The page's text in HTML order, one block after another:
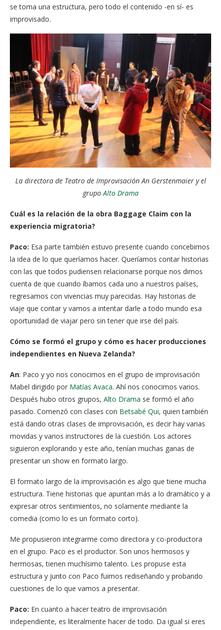
se toma una estructura, pero todo el contenido -en sí- es
improvisado.
La directora de Teatro de Improvisación An Gerstenmaier y el
grupoAlto Drama
Cuál es la relación de la obra Baggage Claim con la
experiencia migratoria?
Paco: Esa parte también estuvo presente cuando concebimos
la idea de lo que queríamos hacer. Queríamos contar historias
con las que todos pudiensen relacionarse porque nos dimos
cuenta de que cuando íbamos cada uno a nuestros países,
regresamos con vivencias muy parecidas. Hay historias de
viaje que contar y vamos a intentar darle a todo mundo esa
oportunidad de viajar pero sin tener que irse del país.
Cómo se formó el grupo y cómo es hacer producciones
independientes en Nueva Zelanda?
An: Paco y yo nos conocimos en el grupo de improvisación
Mabel dirigido por Matías Avaca. Ahí nos conocimos varios.
Después hubo otros grupos, Alto Drama se formó el año
pasado. Comenzó con clases con Betsabé Qui, quien también
está dando otras clases de improvisación, es decir hay varias
movidas y varios instructores de la cuestión. Los actores
siguieron explorando y este año, tenían muchas ganas de
presentar un show en formato largo.
El formato largo de la improvisación es algo que tiene mucha
estructura. Tiene historias que apuntan más a lo dramático y a
expresar otros sentimientos, no solamente mediante la
comedia (como lo es un formato corto).
Me propusieron integrarme como directora y co-productora
en el grupo. Paco es el productor. Son unos hermosos y
hermosas, tienen muchísimo talento. Les propuse esta
estructura y junto con Paco fuimos rediseñando y probando
cuestiones de lo que vamos a presentar.
Paco: En cuanto a hacer teatro de improvisación
independiente, es literalmente hacer de todo. Da igual si eres